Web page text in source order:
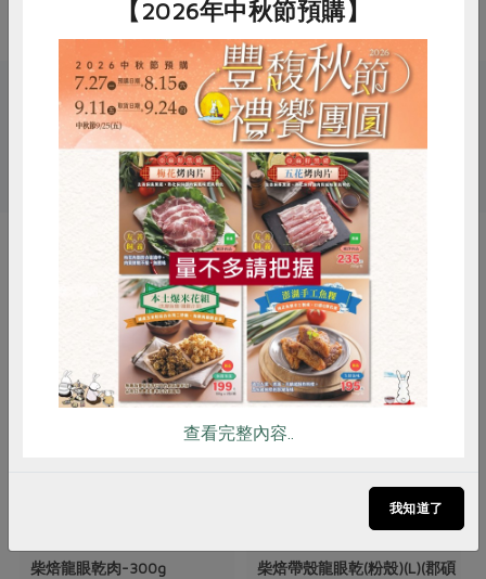
關鍵字
# 酸高麗菜
你可能有興趣的產品
柴焙龍眼乾肉-300g
柴焙帶殼龍眼乾(粉殼)(L)(郡碩
RPET 食譜 減硝酸鹽
雞蛋 食安 共同購買
【2026年中秋節預購】
查看完整內容..
我知道了